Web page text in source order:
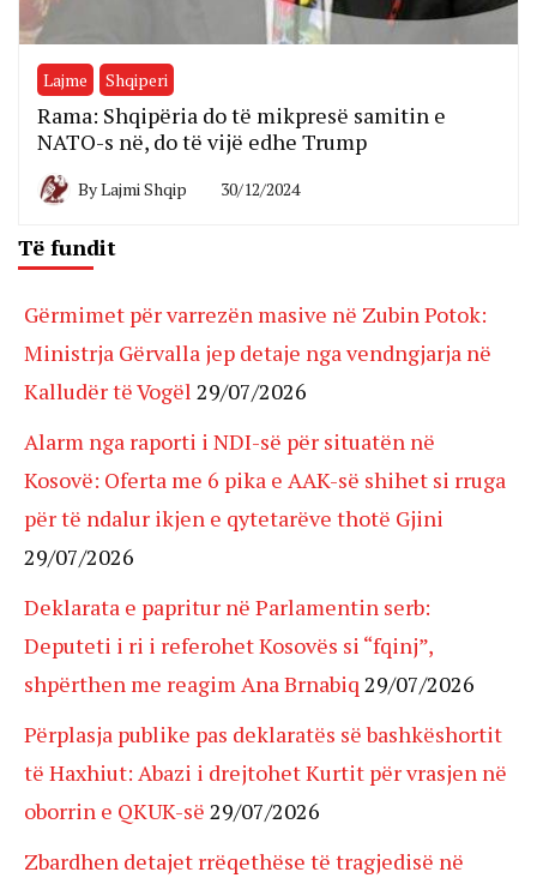
Lajme Shqiperi
Rama: Shqipëria do të mikpresë samitin e
NATO-s në, do të vijë edhe Trump
ByLajmi Shqip 30/12/2024
Të fundit
Gërmimet për varrezën masive në Zubin Potok:
Ministrja Gërvalla jep detaje nga vendngjarja në
Kalludër të Vogël 29/07/2026
Alarm nga raporti i NDI-së për situatën në
Kosovë: Oferta me 6 pika e AAK-së shihet si rruga
për të ndalur ikjen e qytetarëve thotë Gjini
29/07/2026
Deklarata e papritur në Parlamentin serb:
Deputeti i ri i referohet Kosovës si “fqinj”,
shpërthen me reagim Ana Brnabiq 29/07/2026
Përplasja publike pas deklaratës së bashkëshortit
të Haxhiut: Abazi i drejtohet Kurtit për vrasjen në
oborrin e QKUK-së 29/07/2026
Zbardhen detajet rrëqethëse të tragjedisë në